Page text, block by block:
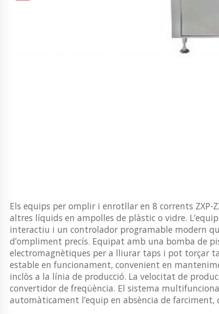
Els equips per omplir i enrotllar en 8 corrents
altres líquids en ampolles de plàstic o vidre.
interactiu i un controlador programable modern
d’ompliment precís. Equipat amb una bomba de
electromagnètiques per a lliurar taps i pot torçar
estable en funcionament, convenient en
inclòs a la línia de producció. La velocitat de
convertidor de freqüència. El sistema
automàticament l’equip en absència de farciment,